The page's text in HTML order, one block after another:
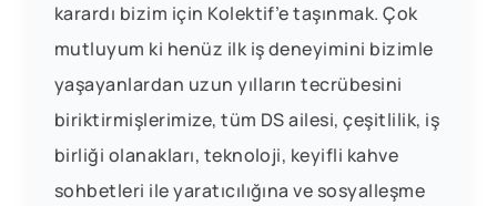
karardı bizim için Kolektif’e taşınmak. Çok
mutluyum ki henüz ilk iş deneyimini bizimle
yaşayanlardan uzun yılların tecrübesini
biriktirmişlerimize, tüm DS ailesi, çeşitlilik, iş
birliği olanakları, teknoloji, keyifli kahve
sohbetleri ile yaratıcılığına ve sosyalleşme